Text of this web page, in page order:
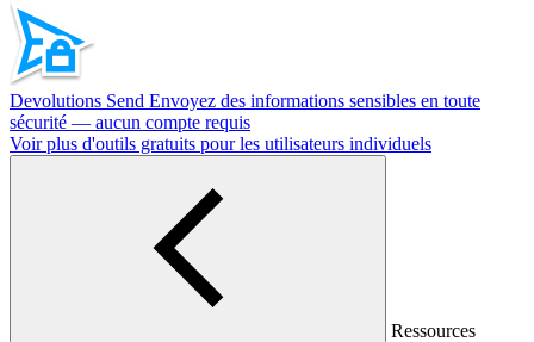
Devolutions Send Envoyez des informations sensibles en toute
sécurité — aucun compte requis
Voir plus d'outils gratuits pour les utilisateurs individuels
Ressources